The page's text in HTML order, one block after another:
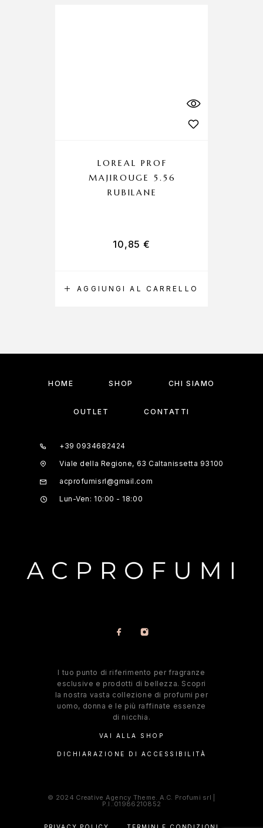
AGGIUNGI AL CARRELLO
LOREAL PROF
MAJIROUGE 5.56
RUBILANE
10,85 €
HOME SHOP CHI SIAMO
OUTLET CONTATTI
+39 0934682424
Viale della Regione, 63 Caltanissetta 93100
acprofumisrl@gmail.com
Lun-Ven: 10:00 - 18:00
l tuo punto di riferimento per fragranze
esclusive e prodotti di bellezza. Scopri
la nostra vasta collezione di profumi per
uomo, donna e le più raffinate essenze
di nicchia.
VAI ALLA SHOP
DICHIARAZIONE DI ACCESSIBILITÀ
© 2024 Creative Agency Theme. A.C. Profumi srl |
P.I.:01986210852